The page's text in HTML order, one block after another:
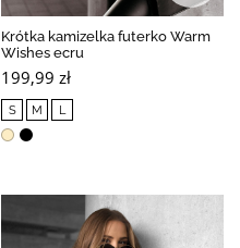
Krótka kamizelka futerko Warm
Wishes ecru
199,99 zł
S M L